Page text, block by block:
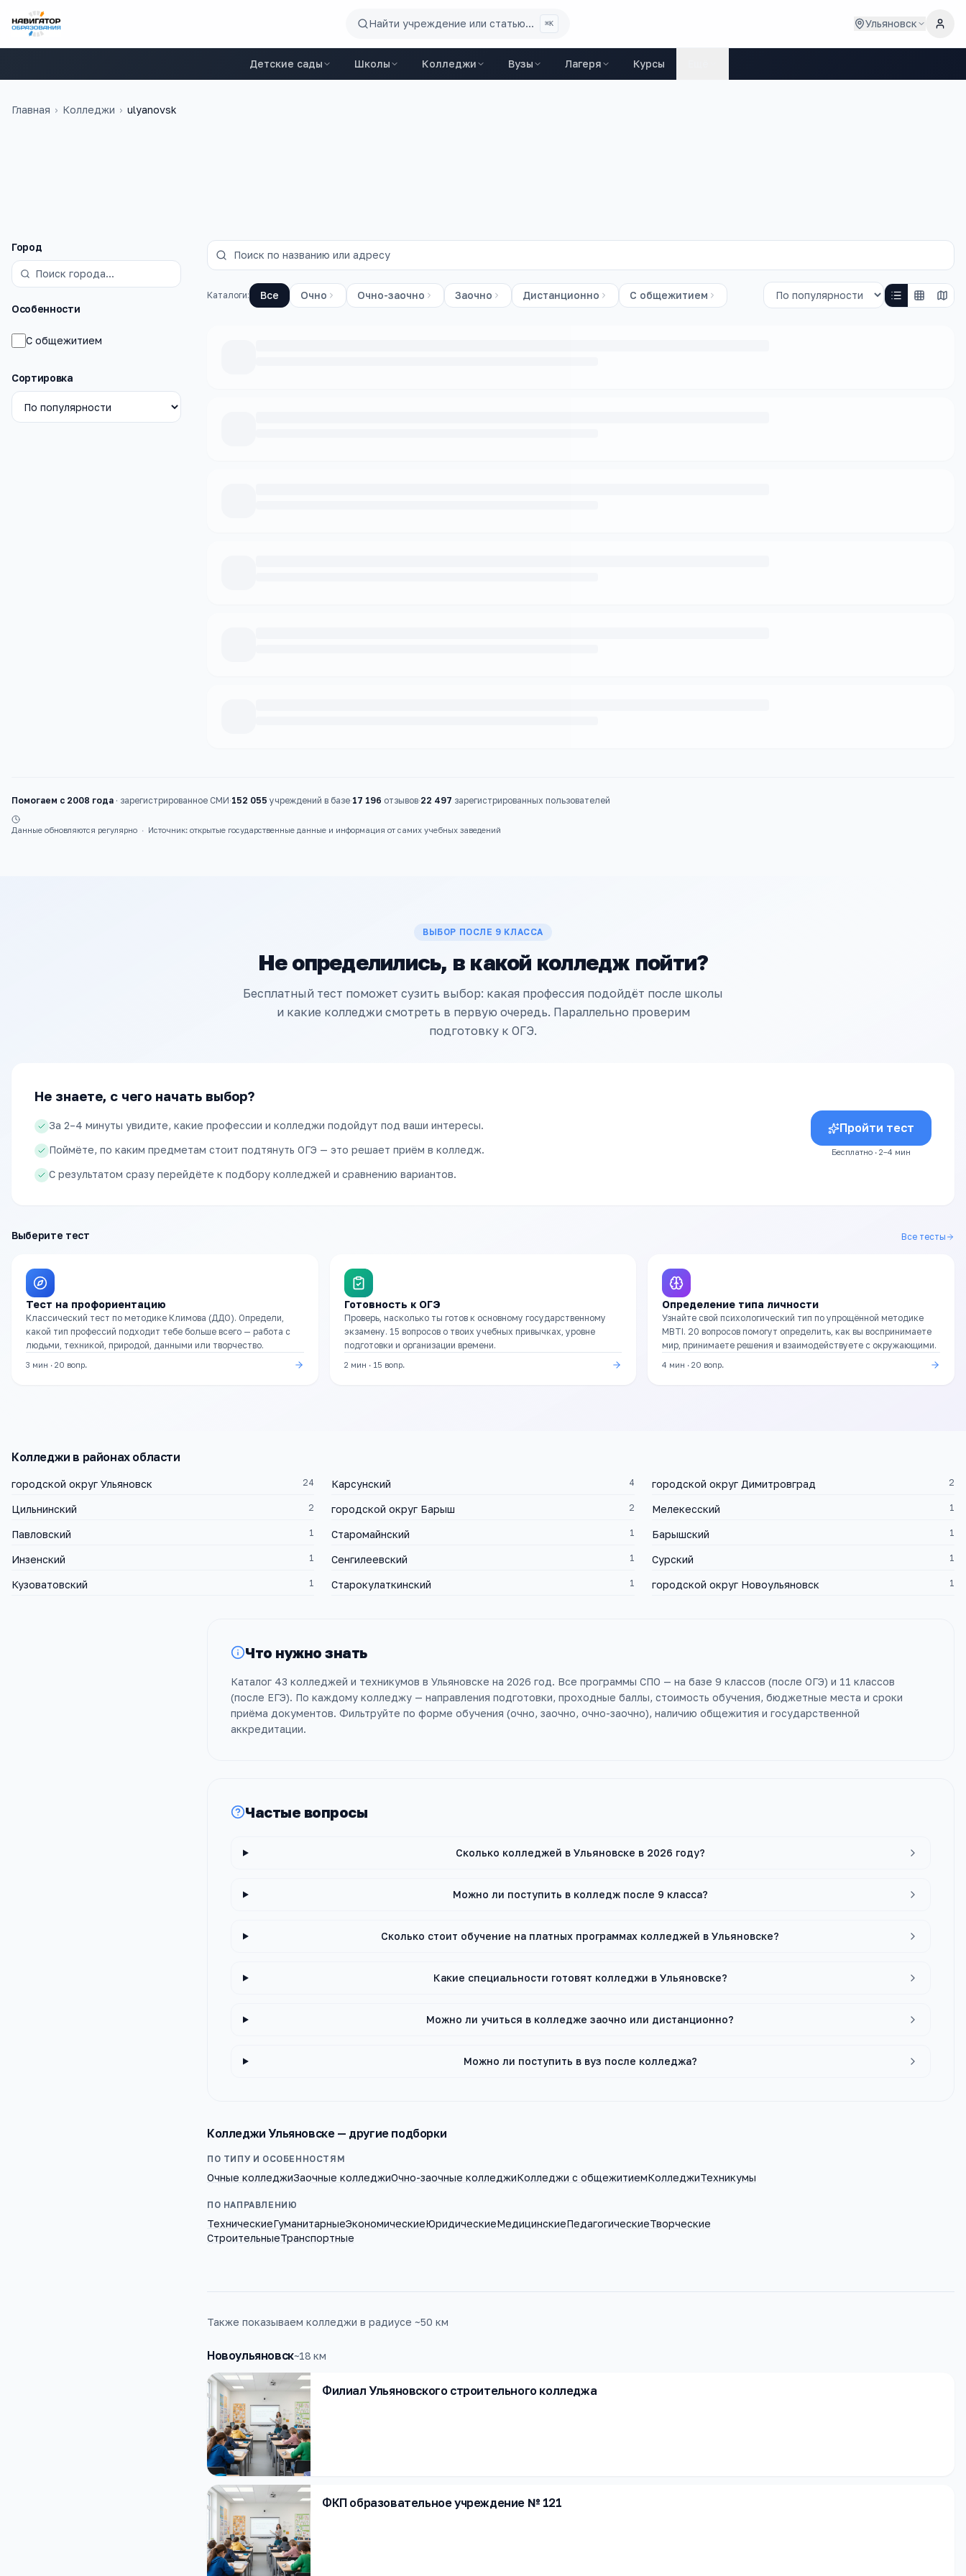
Найти учреждение или статью... ⌘K Ульяновск
Детские сады Школы Колледжи Вузы Лагеря Курсы
Главная › Колледжи › ulyanovsk
Фильтры
Город
Особенности
С общежитием
Сортировка
Каталоги: Все Очно Очно-заочно Заочно Дистанционно С общежитием
Помогаем с 2008 года · зарегистрированное СМИ·152 055 учреждений в базе·17 196 отзывов·22 497 зарегистрированных пользователей
Данные обновляются регулярно · Источник: открытые государственные данные и информация от самих учебных заведений
ВЫБОР ПОСЛЕ 9 КЛАССА
Не определились, в какой колледж пойти?
Бесплатный тест поможет сузить выбор: какая профессия подойдёт после школы
и какие колледжи смотреть в первую очередь. Параллельно проверим
подготовку к ОГЭ.
Не знаете, с чего начать выбор?
За 2–4 минуты увидите, какие профессии и колледжи подойдут под ваши интересы.
Поймёте, по каким предметам стоит подтянуть ОГЭ — это решает приём в колледж.
С результатом сразу перейдёте к подбору колледжей и сравнению вариантов.
Пройти тест
Бесплатно · 2–4 мин
Выберите тест Все тесты
Тест на профориентацию
Классический тест по методике Климова (ДДО). Определи,
какой тип профессий подходит тебе больше всего — работа с
людьми, техникой, природой, данными или творчество.
3 мин · 20 вопр.
Готовность к ОГЭ
Проверь, насколько ты готов к основному государственному
экзамену. 15 вопросов о твоих учебных привычках, уровне
подготовки и организации времени.
2 мин · 15 вопр.
Определение типа личности
Узнайте свой психологический тип по упрощённой методике
MBTI. 20 вопросов помогут определить, как вы воспринимаете
мир, принимаете решения и взаимодействуете с окружающими.
4 мин ·20 вопр.
Колледжи в районах области
городской округ Ульяновск 24 Карсунский 4 городской округ Димитровград 2
Цильнинский 2 городской округ Барыш 2 Мелекесский 1
Павловский 1 Старомайнский 1 Барышский 1
Инзенский 1 Сенгилеевский 1 Сурский 1
Кузоватовский 1 Старокулаткинский 1 городской округ Новоульяновск 1
Что нужно знать
Каталог 43 колледжей и техникумов в Ульяновске на 2026 год. Все программы СПО — на базе 9 классов (после ОГЭ) и 11 классов
(после ЕГЭ). По каждому колледжу — направления подготовки, проходные баллы, стоимость обучения, бюджетные места и сроки
приёма документов. Фильтруйте по форме обучения (очно, заочно, очно-заочно), наличию общежития и государственной
аккредитации.
Частые вопросы
Сколько колледжей в Ульяновске в 2026 году?
Можно ли поступить в колледж после 9 класса?
Сколько стоит обучение на платных программах колледжей в Ульяновске?
Какие специальности готовят колледжи в Ульяновске?
Можно ли учиться в колледже заочно или дистанционно?
Можно ли поступить в вуз после колледжа?
Колледжи Ульяновске— другие подборки
ПО ТИПУ И ОСОБЕННОСТЯМ
Очные колледжиЗаочные колледжиОчно-заочные колледжиКолледжи с общежитиемКолледжиТехникумы
ПО НАПРАВЛЕНИЮ
ТехническиеГуманитарныеЭкономическиеЮридическиеМедицинскиеПедагогическиеТворческие
СтроительныеТранспортные
Также показываем колледжи в радиусе ~50 км
Новоульяновск~18 км
Филиал Ульяновского строительного колледжа
ФКП образовательное учреждение № 121